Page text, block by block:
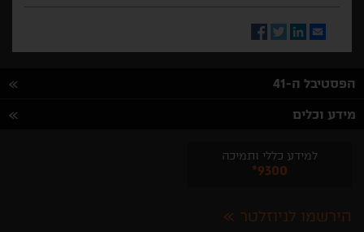
Email
LinkedIn
Twitter
Facebook
הפסטיבל ה-41
מידע וכלים
למידע כללי ותמיכה
*9300
הירשמו לניוזלטר